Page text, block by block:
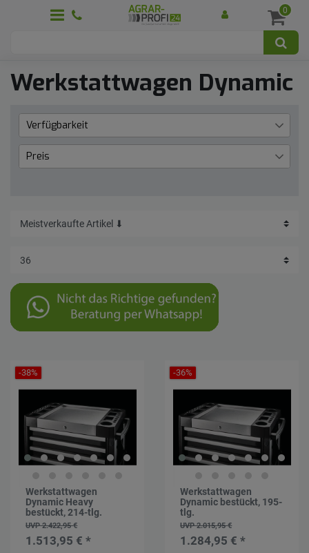
0
Werkstattwagen Dynamic
Verfügbarkeit
Lieferzeit 1 bis 3 Werktage 4
Preis
-38%
Werkstattwagen
Dynamic Heavy
bestückt, 214-tlg.
UVP 2.422,95 €
1.513,95 € *
-36%
Werkstattwagen
Dynamic bestückt, 195-
tlg.
UVP 2.015,95 €
1.284,95 € *